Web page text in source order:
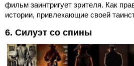
фильм заинтригует зрителя. Как
истории, привлекающие своей
6. Силуэт со спины